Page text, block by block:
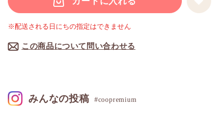
この商品について問い合わせる
※配送される日にちの指定はできません
みんなの投稿 #coopremium